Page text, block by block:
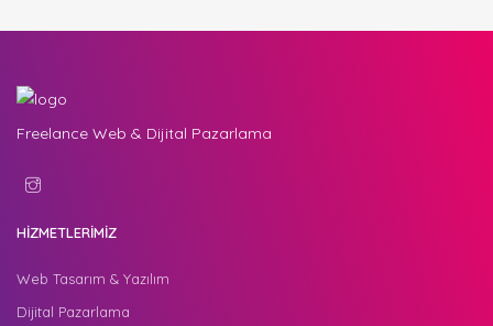
Freelance Web & Dijital Pazarlama
HİZMETLERİMİZ
Web Tasarım & Yazılım
Dijital Pazarlama